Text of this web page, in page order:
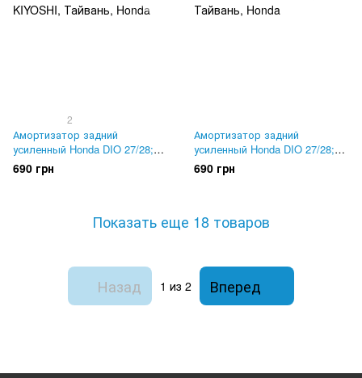
2
Амортизатор задний
усиленный Honda DIO 27/28;
LEAD 50/90; TACT. 290мм
KIYOSHI, Тайвань
690 грн
Амортизатор задний
усиленный Honda DIO 27/28;
TACT. 270мм KIYOSHI,
Тайвань
690 грн
Показать еще 18 товаров
Назад 1 из 2 Вперед